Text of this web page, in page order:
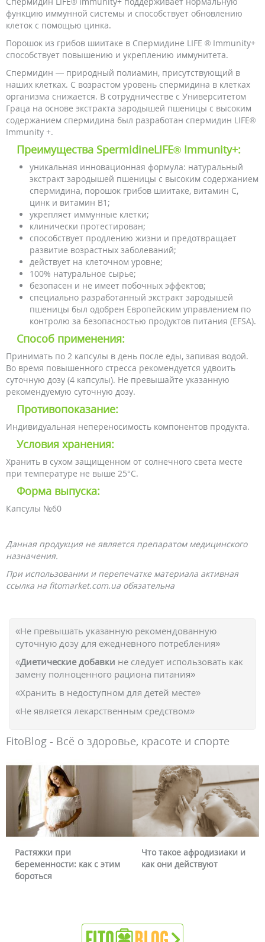
функцию иммунной системы и способствует обновлению
клеток с помощью цинка.
Порошок из грибов шиитаке в Спермидине LIFE ® Immunity+
способствует повышению и укреплению иммунитета.
Спермидин — природный полиамин, присутствующий в
наших клетках. С возрастом уровень спермидина в клетках
организма снижается. В сотрудничестве с Университетом
Граца на основе экстракта зародышей пшеницы с высоким
содержанием спермидина был разработан спермидин LIFE®
Immunity +.
Преимущества SpermidineLIFE® Immunity+:
уникальная инновационная формула: натуральный
экстракт зародышей пшеницы с высоким содержанием
спермидина, порошок грибов шиитаке, витамин С,
цинк и витамин В1;
укрепляет иммунные клетки;
клинически протестирован;
способствует продлению жизни и предотвращает
развитие возрастных заболеваний;
действует на клеточном уровне;
100% натуральное сырье;
безопасен и не имеет побочных эффектов;
специально разработанный экстракт зародышей
пшеницы был одобрен Европейским управлением по
контролю за безопасностью продуктов питания (EFSA).
Способ применения:
Принимать по 2 капсулы в день после еды, запивая водой.
Во время повышенного стресса рекомендуется удвоить
суточную дозу (4 капсулы). Не превышайте указанную
рекомендуемую суточную дозу.
Противопоказание:
Индивидуальная непереносимость компонентов продукта.
Условия хранения:
Хранить в сухом защищенном от солнечного света месте
при температуре не выше 25°С.
Форма выпуска:
Капсулы №60
Данная продукция не является препаратом медицинского
назначения.
При использовании и перепечатке материала активная
ссылка на fitomarket.com.ua обязательна
«Не превышать указанную рекомендованную
суточную дозу для ежедневного потребления»
«Диетические добавки не следует использовать как
замену полноценного рациона питания»
«Хранить в недоступном для детей месте»
«Не является лекарственным средством»
FitoBlog - Всё о здоровье, красоте и спорте
Растяжки при
беременности: как с этим
бороться
Что такое афродизиаки и
как они действуют